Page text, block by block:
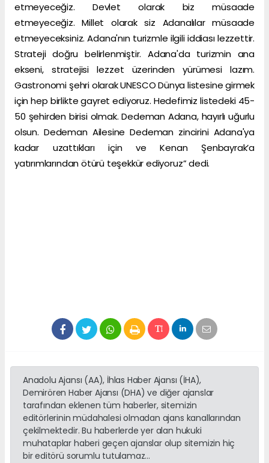
etmeyeceğiz. Devlet olarak biz müsaade
etmeyeceğiz. Millet olarak siz Adanalılar müsaade
etmeyeceksiniz. Adana'nın turizmle ilgili iddiası lezzettir.
Strateji doğru belirlenmiştir. Adana'da turizmin ana
ekseni, stratejisi lezzet üzerinden yürümesi lazım.
Gastronomi şehri olarak UNESCO Dünya listesine girmek
için hep birlikte gayret ediyoruz. Hedefimiz listedeki 45-
50 şehirden birisi olmak. Dedeman Adana, hayırlı uğurlu
olsun. Dedeman Ailesine Dedeman zincirini Adana'ya
kadar uzattıkları için ve Kenan Şenbayrak’a
yatırımlarından ötürü teşekkür ediyoruz” dedi.
Anadolu Ajansı (AA), İhlas Haber Ajansı (İHA),
Demirören Haber Ajansı (DHA) ve diğer ajanslar
tarafından eklenen tüm haberler, sitemizin
editörlerinin müdahalesi olmadan ajans kanallarından
çekilmektedir. Bu haberlerde yer alan hukuki
muhataplar haberi geçen ajanslar olup sitemizin hiç
bir editörü sorumlu tutulamaz...